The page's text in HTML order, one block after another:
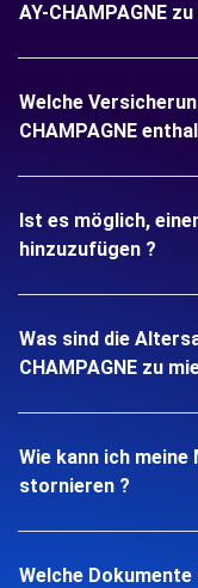
AY-CHAMPAGNE
Welche
CHAMPAGNE
Ist es möglich,
hinzuzufügen ?
Was sind die
CHAMPAGNE zu
Wie kann ich
stornieren ?
Welche